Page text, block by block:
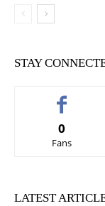
STAY
0
Fans
LATEST